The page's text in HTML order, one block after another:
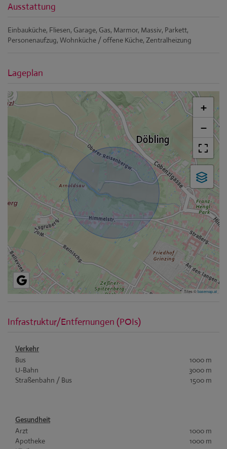
Ausstattung
Einbauküche Fliesen Garage Gas Marmor Massiv Parkett
Personenaufzug Wohnküche / offene Küche Zentralheizung
Lageplan
+
−
Tiles ©basemap.at
Infrastruktur/Entfernungen (POIs)
Verkehr
Bus
1000 m
U-Bahn
3000 m
Straßenbahn / Bus
1500 m
Gesundheit
Arzt
1000 m
Apotheke
1000 m